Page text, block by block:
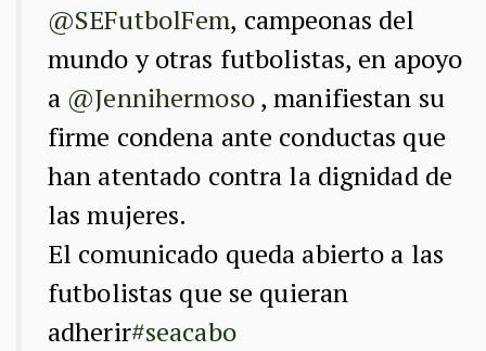
@SEFutbolFem, campeonas del
mundo y otras futbolistas, en apoyo
a @Jennihermoso, manifiestan su
firme condena ante conductas que
han atentado contra la dignidad de
las mujeres.
El comunicado queda abierto a las
futbolistas que se quieran
adherir#seacabo